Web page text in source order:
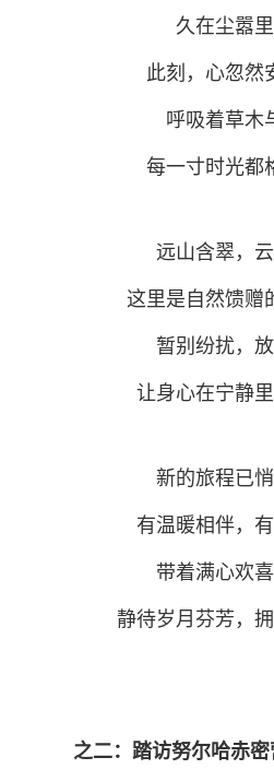
久在尘嚣
此刻，心忽然
呼吸着草木
每一寸时光都
远山含翠，
这里是自然馈赠
暂别纷扰，
让身心在宁静
新的旅程已
有温暖相伴，
带着满心欢
静待岁月芬芳，
之二：踏访努尔哈赤密